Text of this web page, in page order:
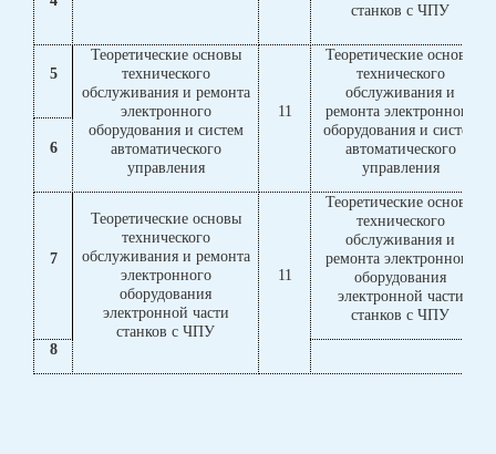
станков с ЧПУ
5
Теоретические основы
технического
обслуживания и ремонта
электронного
оборудования и систем
автоматического
управления
11
Теоретические основы
технического
обслуживания и
ремонта электронного
оборудования и систем
автоматического
управления
6
7
Теоретические основы
технического
обслуживания и ремонта
электронного
оборудования
электронной части
станков с ЧПУ
11
Теоретические основы
технического
обслуживания и
ремонта электронного
оборудования
электронной части
станков с ЧПУ
8